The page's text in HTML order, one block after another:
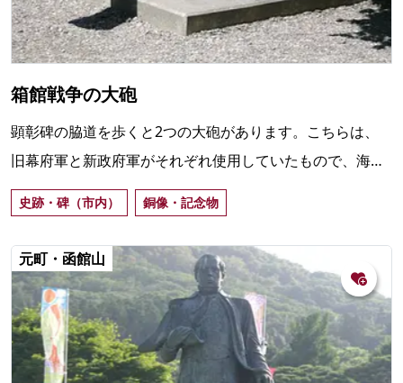
箱館戦争の大砲
顕彰碑の脇道を歩くと2つの大砲があります。こちらは、
旧幕府軍と新政府軍がそれぞれ使用していたもので、海中
に沈められていたのが引き上げられ、現在の場所に置かれ
ています。
史跡・碑（市内） 銅像・記念物
元町・函館山